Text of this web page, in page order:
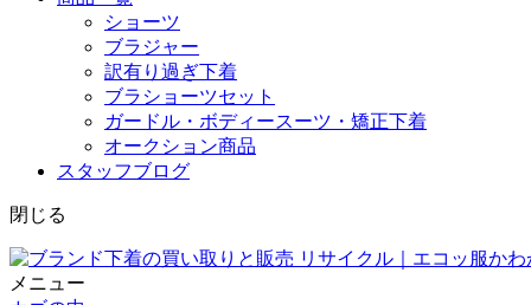
ショーツ
ブラジャー
訳有り過ぎ下着
ブラショーツセット
ガードル・ボディースーツ・矯正下着
オークション商品
スタッフブログ
閉じる
メニュー